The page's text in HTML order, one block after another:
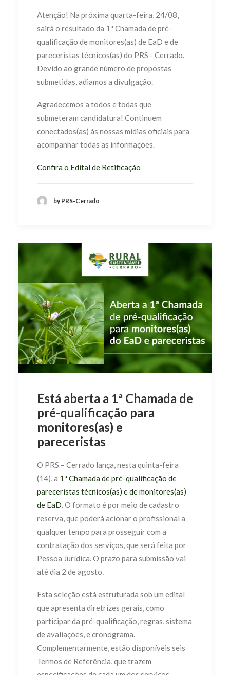
Atenção! Na próxima quarta-feira, 24/08,
sairá o resultado da 1ª Chamada de pré-
qualificação de monitores(as) de EaD e de
pareceristas técnicos(as) do PRS - Cerrado.
Devido ao grande número de propostas
submetidas, adiamos a divulgação.
Agradecemos a todos e todas que
submeteram candidatura! Continuem
conectados(as) às nossas mídias oficiais para
acompanhar todas as informações.
Confira o Edital de Retificação
by PRS-Cerrado
Está aberta a 1ª Chamada de
pré-qualificação para
monitores(as) e
pareceristas
O PRS – Cerrado lança, nesta quinta-feira
(14), a 1ª Chamada de pré-qualificação de
pareceristas técnicos(as) e de monitores(as)
de EaD. O formato é por meio de cadastro
reserva, que poderá acionar o profissional a
qualquer tempo para prosseguir com a
contratação dos serviços, que será feita por
Pessoa Jurídica. O prazo para submissão vai
até dia 2 de agosto.
Esta seleção está estruturada sob um edital
que apresenta diretrizes gerais,como
participar da pré-qualificação, regras, sistema
de avaliações, e cronograma.
Complementarmente, estão disponíveis seis
Termos de Referência, que trazem